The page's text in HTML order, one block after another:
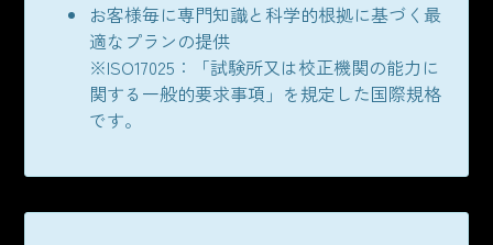
お客様毎に専門知識と科学的根拠に基づく最
適なプランの提供
※ISO17025：「試験所又は校正機関の能力に
関する一般的要求事項」を規定した国際規格
です。